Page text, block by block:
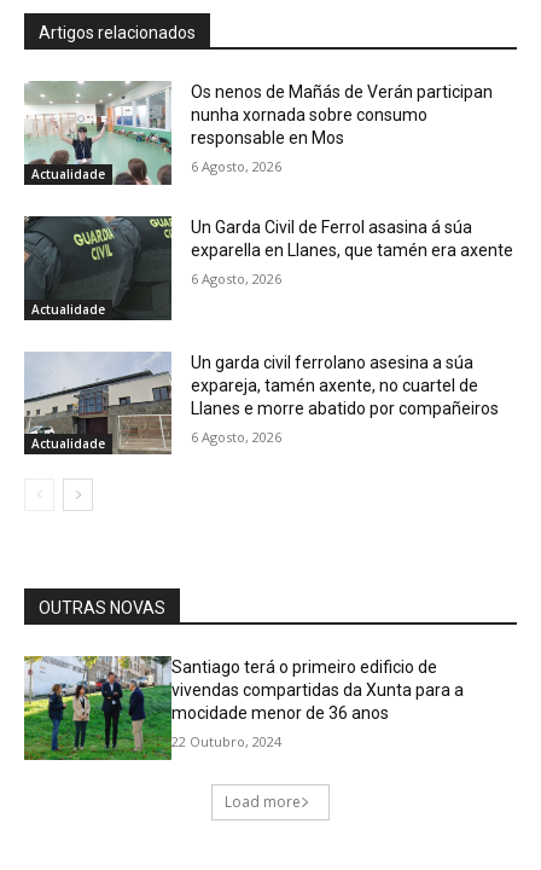
Artigos relacionados
Actualidade
Os nenos de Mañás de Verán participan
nunha xornada sobre consumo
responsable en Mos
6 Agosto, 2026
Actualidade
Un Garda Civil de Ferrol asasina á súa
exparella en Llanes, que tamén era axente
6 Agosto, 2026
Actualidade
Un garda civil ferrolano asesina a súa
expareja, tamén axente, no cuartel de
Llanes e morre abatido por compañeiros
6 Agosto, 2026
OUTRAS NOVAS
Santiago terá o primeiro edificio de
vivendas compartidas da Xunta para a
mocidade menor de 36 anos
22 Outubro, 2024
Load more